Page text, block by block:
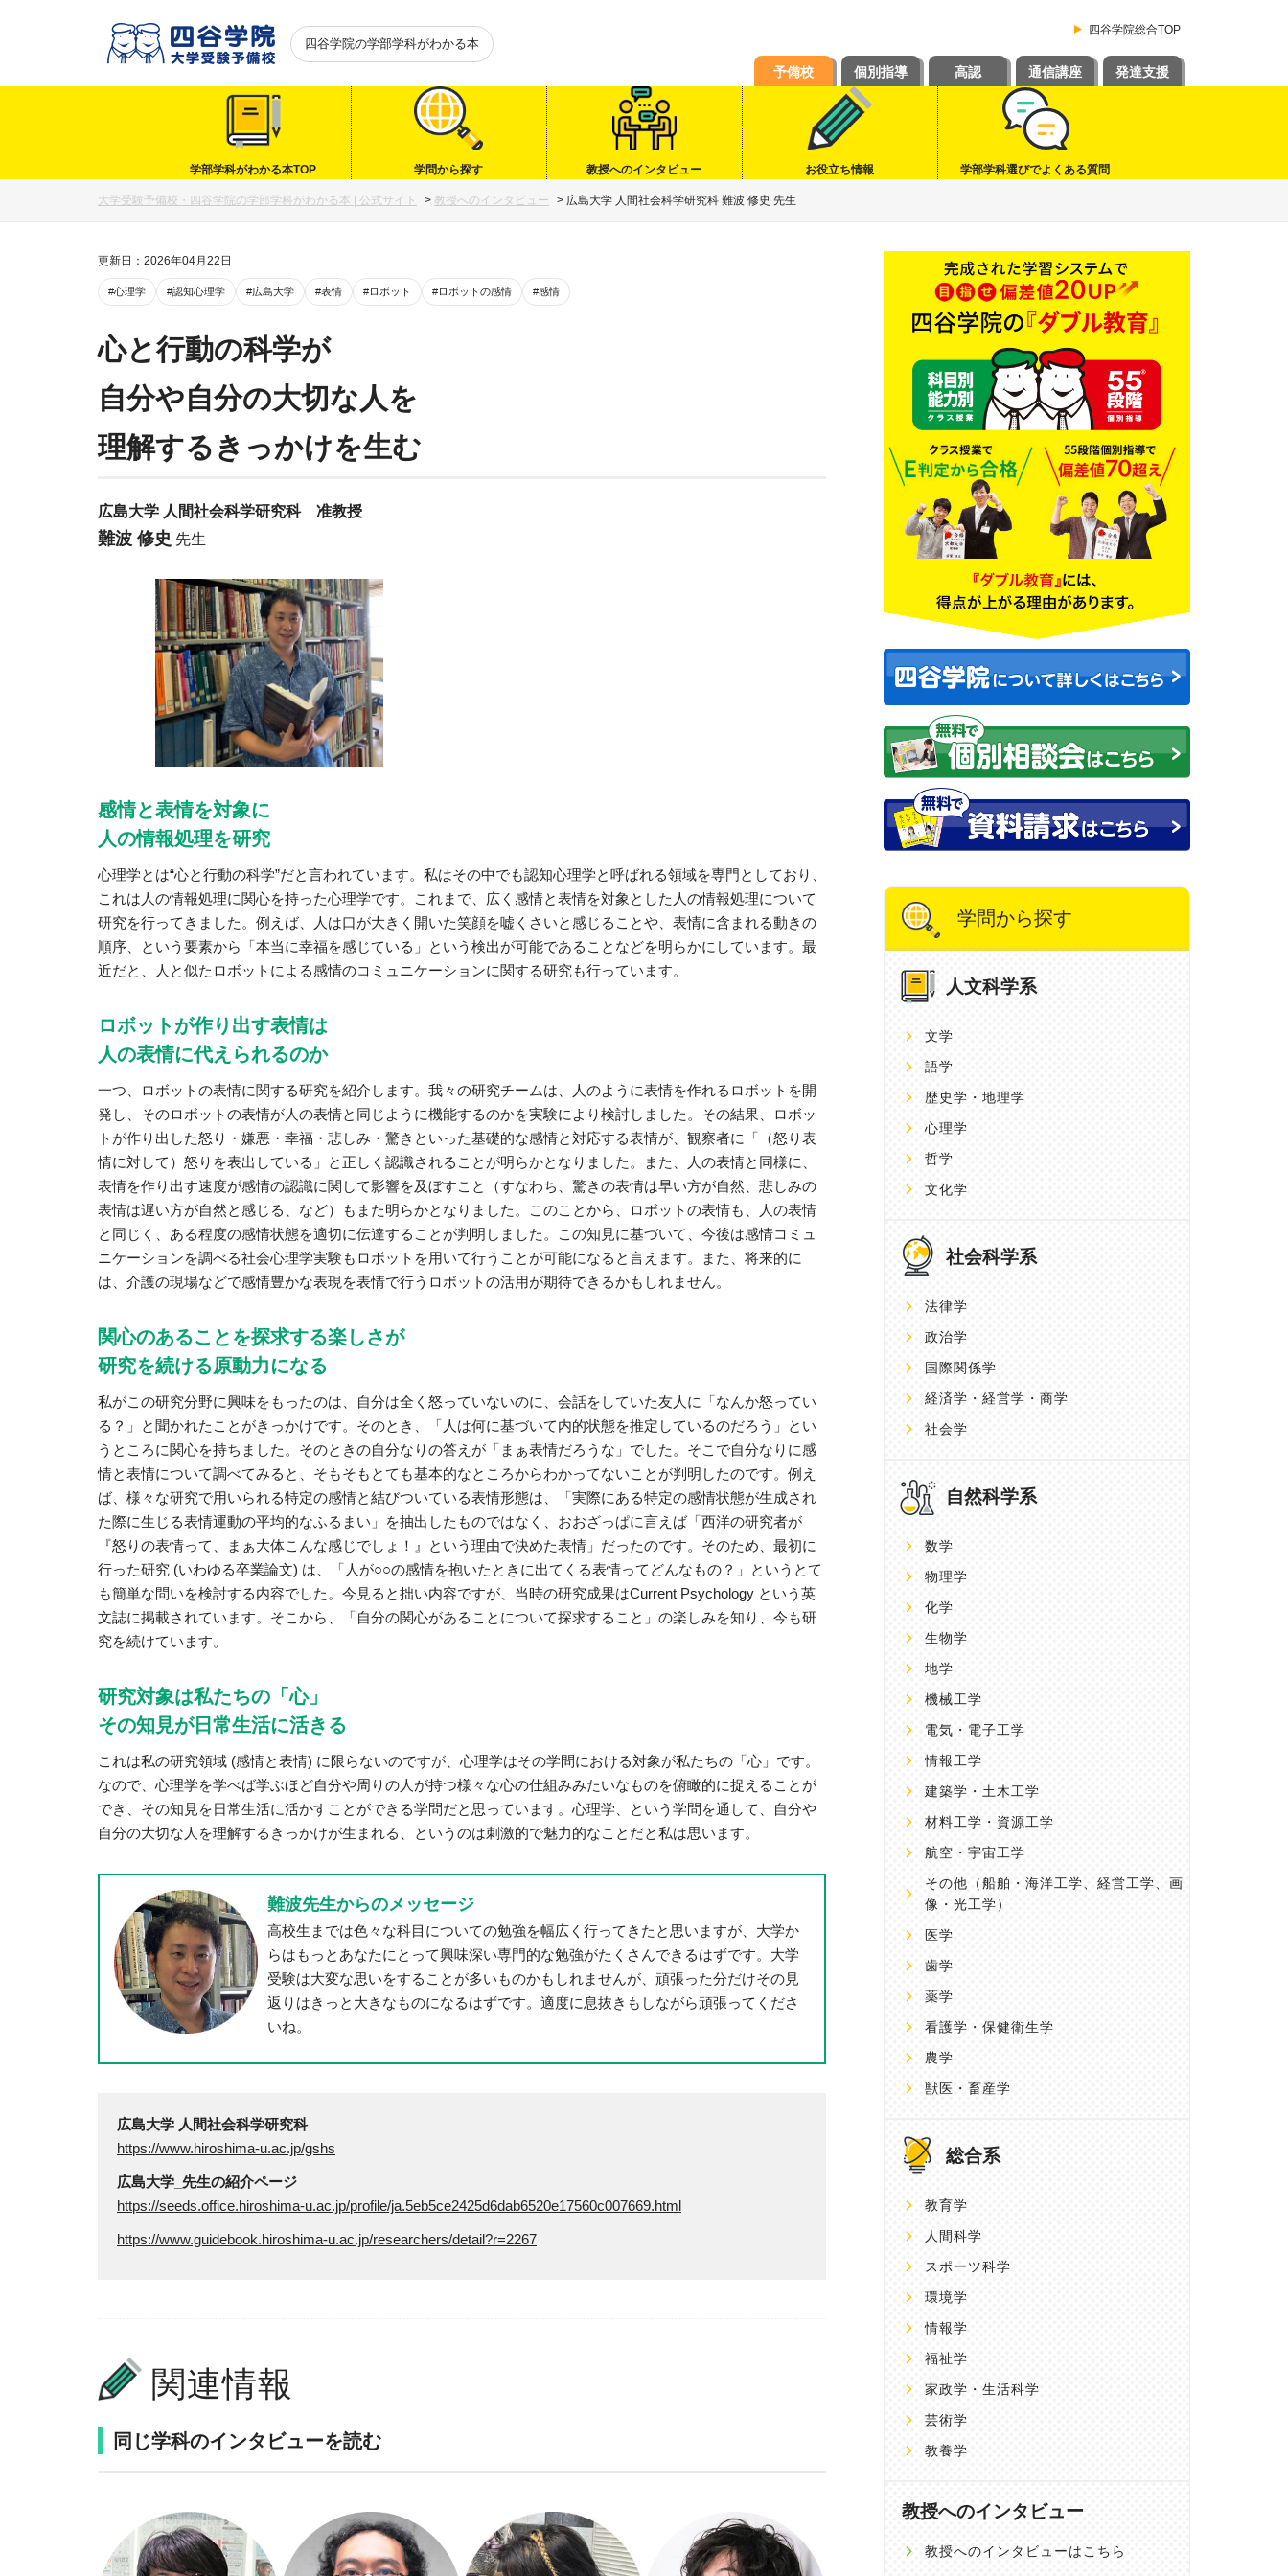
四谷学院の学部学科がわかる本
四谷学院総合TOP
予備校 個別指導 高認 通信講座 発達支援
学部学科がわかる本TOP 学問から探す 教授へのインタビュー お役立ち情報 学部学科選びでよくある質問
大学受験予備校・四谷学院の学部学科がわかる本 | 公式サイト > 教授へのインタビュー > 広島大学 人間社会科学研究科 難波 修史 先生
更新日：2026年04月22日
#心理学 #認知心理学 #広島大学 #表情 #ロボット #ロボットの感情 #感情
心と行動の科学が
自分や自分の大切な人を
理解するきっかけを生む
広島大学 人間社会科学研究科 准教授
難波 修史 先生
感情と表情を対象に
人の情報処理を研究
心理学とは“心と行動の科学”だと言われています。私はその中でも認知心理学と呼ばれる領域を専門としており、
これは人の情報処理に関心を持った心理学です。これまで、広く感情と表情を対象とした人の情報処理について
研究を行ってきました。例えば、人は口が大きく開いた笑顔を嘘くさいと感じることや、表情に含まれる動きの
順序、という要素から「本当に幸福を感じている」という検出が可能であることなどを明らかにしています。最
近だと、人と似たロボットによる感情のコミュニケーションに関する研究も行っています。
ロボットが作り出す表情は
人の表情に代えられるのか
一つ、ロボットの表情に関する研究を紹介します。我々の研究チームは、人のように表情を作れるロボットを開
発し、そのロボットの表情が人の表情と同じように機能するのかを実験により検討しました。その結果、ロボッ
トが作り出した怒り・嫌悪・幸福・悲しみ・驚きといった基礎的な感情と対応する表情が、観察者に「（怒り表
情に対して）怒りを表出している」と正しく認識されることが明らかとなりました。また、人の表情と同様に、
表情を作り出す速度が感情の認識に関して影響を及ぼすこと（すなわち、驚きの表情は早い方が自然、悲しみの
表情は遅い方が自然と感じる、など）もまた明らかとなりました。このことから、ロボットの表情も、人の表情
と同じく、ある程度の感情状態を適切に伝達することが判明しました。この知見に基づいて、今後は感情コミュ
ニケーションを調べる社会心理学実験もロボットを用いて行うことが可能になると言えます。また、将来的に
は、介護の現場などで感情豊かな表現を表情で行うロボットの活用が期待できるかもしれません。
関心のあることを探求する楽しさが
研究を続ける原動力になる
私がこの研究分野に興味をもったのは、自分は全く怒っていないのに、会話をしていた友人に「なんか怒ってい
る？」と聞かれたことがきっかけです。そのとき、「人は何に基づいて内的状態を推定しているのだろう」とい
うところに関心を持ちました。そのときの自分なりの答えが「まぁ表情だろうな」でした。そこで自分なりに感
情と表情について調べてみると、そもそもとても基本的なところからわかってないことが判明したのです。例え
ば、様々な研究で用いられる特定の感情と結びついている表情形態は、「実際にある特定の感情状態が生成され
た際に生じる表情運動の平均的なふるまい」を抽出したものではなく、おおざっぱに言えば「西洋の研究者が
『怒りの表情って、まぁ大体こんな感じでしょ！』という理由で決めた表情」だったのです。そのため、最初に
行った研究 (いわゆる卒業論文) は、「人が○○の感情を抱いたときに出てくる表情ってどんなもの？」というとて
も簡単な問いを検討する内容でした。今見ると拙い内容ですが、当時の研究成果はCurrent Psychology という英
文誌に掲載されています。そこから、「自分の関心があることについて探求すること」の楽しみを知り、今も研
究を続けています。
研究対象は私たちの「心」
その知見が日常生活に活きる
これは私の研究領域 (感情と表情) に限らないのですが、心理学はその学問における対象が私たちの「心」です。
なので、心理学を学べば学ぶほど自分や周りの人が持つ様々な心の仕組みみたいなものを俯瞰的に捉えることが
でき、その知見を日常生活に活かすことができる学問だと思っています。心理学、という学問を通して、自分や
自分の大切な人を理解するきっかけが生まれる、というのは刺激的で魅力的なことだと私は思います。
難波先生からのメッセージ
高校生までは色々な科目についての勉強を幅広く行ってきたと思いますが、大学か
らはもっとあなたにとって興味深い専門的な勉強がたくさんできるはずです。大学
受験は大変な思いをすることが多いものかもしれませんが、頑張った分だけその見
返りはきっと大きなものになるはずです。適度に息抜きもしながら頑張ってくださ
いね。
広島大学 人間社会科学研究科
https://www.hiroshima-u.ac.jp/gshs
広島大学_先生の紹介ページ
https://seeds.office.hiroshima-u.ac.jp/profile/ja.5eb5ce2425d6dab6520e17560c007669.html
https://www.guidebook.hiroshima-u.ac.jp/researchers/detail?r=2267
関連情報
同じ学科のインタビューを読む
学問から探す
人文科学系
文学
語学
歴史学・地理学
心理学
哲学
文化学
社会科学系
法律学
政治学
国際関係学
経済学・経営学・商学
社会学
自然科学系
数学
物理学
化学
生物学
地学
機械工学
電気・電子工学
情報工学
建築学・土木工学
材料工学・資源工学
航空・宇宙工学
その他 （船舶・海洋工学、経営工学、画
像・光工学）
医学
歯学
薬学
看護学・保健衛生学
農学
獣医・畜産学
総合系
教育学
人間科学
スポーツ科学
環境学
情報学
福祉学
家政学・生活科学
芸術学
教養学
教授へのインタビュー
教授へのインタビューはこちら